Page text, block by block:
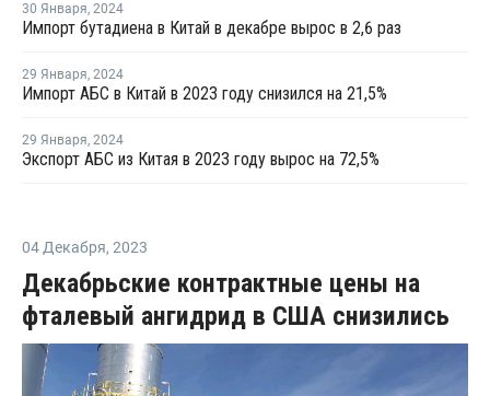
30 Января, 2024
Импорт бутадиена в Китай в декабре вырос в 2,6 раз
29 Января, 2024
Импорт АБС в Китай в 2023 году снизился на 21,5%
29 Января, 2024
Экспорт АБС из Китая в 2023 году вырос на 72,5%
04 Декабря, 2023
Декабрьские контрактные цены на
фталевый ангидрид в США снизились